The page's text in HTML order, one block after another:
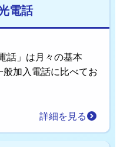
電話
話」は月々の基本
般加入電話に比べてお
詳細を見る